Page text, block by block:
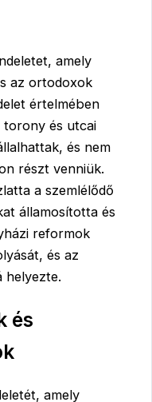
amely
az ortodoxok
értelmében
és utcai
és nem
részt venniük.
a szemlélődő
államosította és
reformok
és az
helyezte.
és
amely